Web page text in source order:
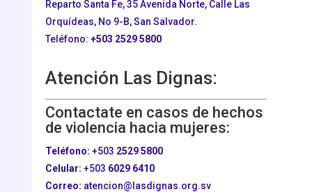
Reparto Santa Fe, 35 Avenida Norte, Calle Las
Orquídeas, No 9-B, San Salvador.
Teléfono: +503 2529 5800
Atención Las Dignas:
Contactate en casos de hechos
de violencia hacia mujeres:
Teléfono: +503 2529 5800
Celular: +503 6029 6410
Correo: atencion@lasdignas.org.sv